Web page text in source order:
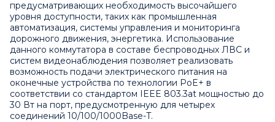
предусматривающих необходимость высочайшего
уровня доступности, таких как промышленная
автоматизация, системы управления и мониторинга
дорожного движения, энергетика. Использование
данного коммутатора в составе беспроводных ЛВС и
систем видеонаблюдения позволяет реализовать
возможность подачи электрического питания на
оконечные устройства по технологии PoE+ в
соответствии со стандартом IEEE 803.3at мощностью до
30 Вт на порт, предусмотренную для четырех
соединений 10/100/1000Base-T.